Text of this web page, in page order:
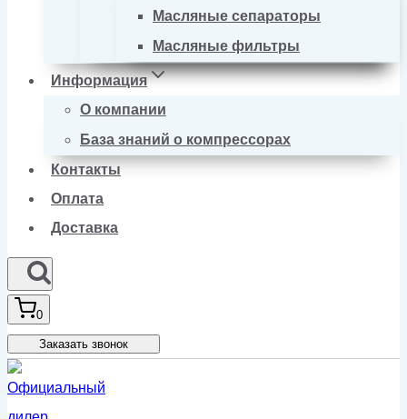
Масляные сепараторы
Масляные фильтры
Информация
О компании
База знаний о компрессорах
Контакты
Оплата
Доставка
0
Заказать звонок